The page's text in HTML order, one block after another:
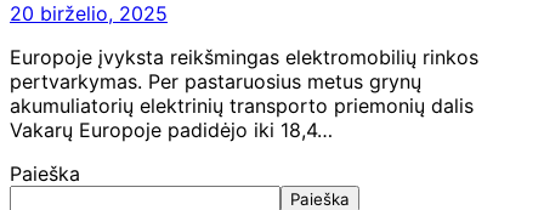
20 birželio, 2025
Europoje įvyksta reikšmingas elektromobilių rinkos
pertvarkymas. Per pastaruosius metus grynų
akumuliatorių elektrinių transporto priemonių dalis
Vakarų Europoje padidėjo iki 18,4…
Paieška
Paieška